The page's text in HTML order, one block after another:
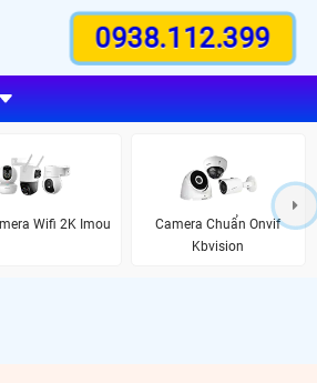
0938.112.399
Wifi 2K Imou
Camera Chuẩn Onvif
Kbvision